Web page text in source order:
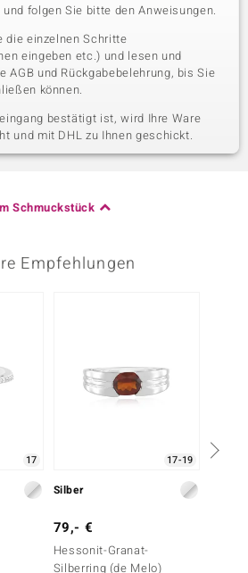
folgen Sie bitte den Anweisungen.
die einzelnen Schritte
eingeben etc.) und lesen und
AGB und Rückgabebelehrung, bis Sie
können.
bestätigt ist, wird Ihre Ware
und mit DHL zu Ihnen geschickt.
Schmuckstück
Empfehlungen
17 17-19
Silber
79,- €
Hessonit-Granat-
Silberring (de Melo)